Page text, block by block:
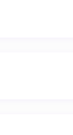
mapa,